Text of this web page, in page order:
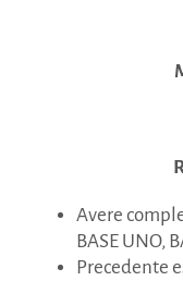
Avere
BASE UNO,
Precedente